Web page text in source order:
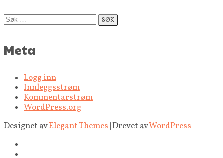
Søk
etter:
Meta
Logg inn
Innleggsstrøm
Kommentarstrøm
WordPress.org
Designet avElegant Themes | Drevet avWordPress